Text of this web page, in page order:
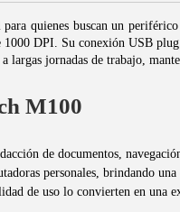
quienes buscan un
DPI. Su conexión USB
jornadas de trabajo,
M100
de documentos,
personales, brindando
de uso lo convierten en una